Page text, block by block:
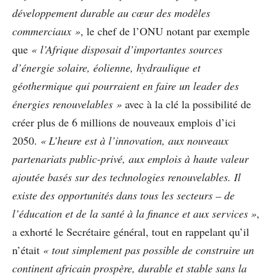
développement durable au cœur des modèles
commerciaux », le chef de l’ONU notant par exemple
que « l’Afrique disposait d’importantes sources
d’énergie solaire, éolienne, hydraulique et
géothermique qui pourraient en faire un leader des
énergies renouvelables » avec à la clé la possibilité de
créer plus de 6 millions de nouveaux emplois d’ici
2050. « L’heure est à l’innovation, aux nouveaux
partenariats public-privé, aux emplois à haute valeur
ajoutée basés sur des technologies renouvelables. Il
existe des opportunités dans tous les secteurs – de
l’éducation et de la santé à la finance et aux services »,
a exhorté le Secrétaire général, tout en rappelant qu’il
n’était « tout simplement pas possible de construire un
continent africain prospère, durable et stable sans la